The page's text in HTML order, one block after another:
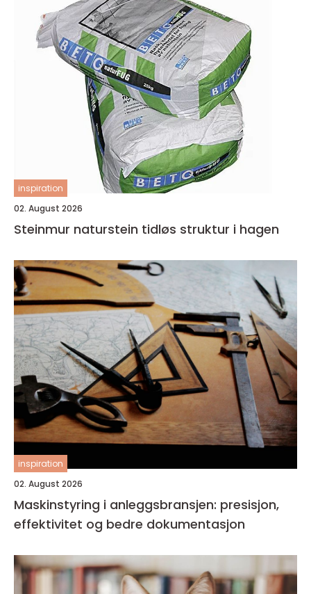
inspiration
02. August 2026
Steinmur naturstein tidløs struktur i hagen
inspiration
02. August 2026
Maskinstyring i anleggsbransjen: presisjon,
effektivitet og bedre dokumentasjon